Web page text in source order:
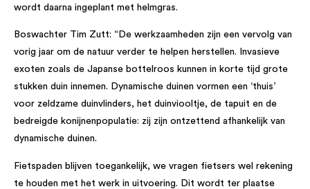
wordt daarna ingeplant met helmgras.
Boswachter Tim Zutt: “De werkzaamheden zijn een vervolg van
vorig jaar om de natuur verder te helpen herstellen. Invasieve
exoten zoals de Japanse bottelroos kunnen in korte tijd grote
stukken duin innemen. Dynamische duinen vormen een ‘thuis’
voor zeldzame duinvlinders, het duinviooltje, de tapuit en de
bedreigde konijnenpopulatie: zij zijn ontzettend afhankelijk van
dynamische duinen.
Fietspaden blijven toegankelijk, we vragen fietsers wel rekening
te houden met het werk in uitvoering. Dit wordt ter plaatse